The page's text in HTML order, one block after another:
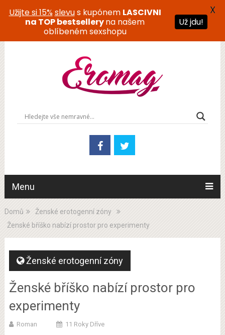
Menu
Domů
Ženské erotogenní zóny
Ženské bříško nabízí prostor pro experimenty
Ženské erotogenní zóny
Ženské bříško nabízí prostor pro
experimenty
Roman 11 Roky Dříve
Užijte si 15%slevus kupónem LASCIVNI
na TOP bestselleryna našem
oblíbeném sexshopu
Už jdu!
X